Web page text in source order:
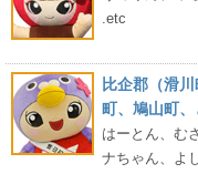
.etc
比企郡（滑
町、鳩山町、
はーとん、む
ナちゃん、よ